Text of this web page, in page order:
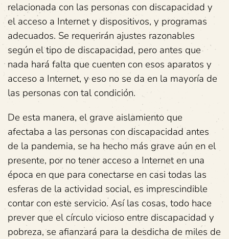
relacionada con las personas con discapacidad y
el acceso a Internet y dispositivos, y programas
adecuados. Se requerirán ajustes razonables
según el tipo de discapacidad, pero antes que
nada hará falta que cuenten con esos aparatos y
acceso a Internet, y eso no se da en la mayoría de
las personas con tal condición.
De esta manera, el grave aislamiento que
afectaba a las personas con discapacidad antes
de la pandemia, se ha hecho más grave aún en el
presente, por no tener acceso a Internet en una
época en que para conectarse en casi todas las
esferas de la actividad social, es imprescindible
contar con este servicio. Así las cosas, todo hace
prever que el círculo vicioso entre discapacidad y
pobreza, se afianzará para la desdicha de miles de